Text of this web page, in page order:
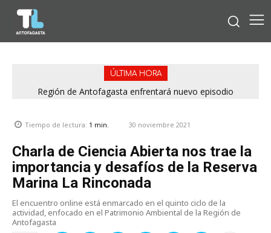
ÚLTIMA HORA
Región de Antofagasta enfrentará nuevo episodio
Tiempo de lectura: 1 min. 30 noviembre 2021
Charla de Ciencia Abierta nos trae la
importancia y desafíos de la Reserva
Marina La Rinconada
El encuentro online está enmarcado en el quinto ciclo de la
actividad, enfocado en el Patrimonio Ambiental de la Región de
Antofagasta